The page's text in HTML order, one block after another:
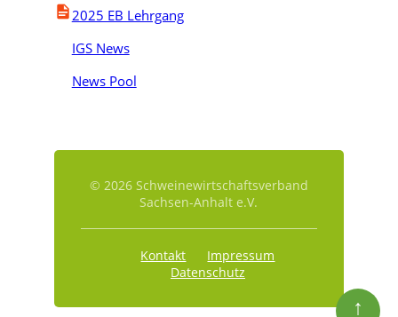
2025 EB Lehrgang
IGS News
News Pool
© 2026 Schweinewirtschaftsverband
Sachsen-Anhalt e.V.
Kontakt
Impressum
Datenschutz
↑